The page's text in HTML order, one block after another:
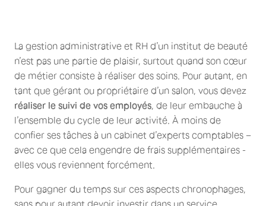
La gestion administrative et RH d’un institut de beauté
n’est pas une partie de plaisir, surtout quand son cœur
de métier consiste à réaliser des soins. Pour autant, en
tant que gérant ou propriétaire d’un salon, vous devez
réaliser le suivi de vos employés , de leur embauche à
l’ensemble du cycle de leur activité. À moins de
confier ses tâches à un cabinet d’experts comptables –
avec ce que cela engendre de frais supplémentaires -
elles vous reviennent forcément.
Pour gagner du temps sur ces aspects chronophages,
sans pour autant devoir investir dans un service